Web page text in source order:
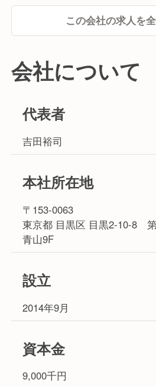
この会社の求人を
会社について
代表者
吉田裕司
本社所在地
〒153-0063
東京都 目黒区 目黒2-10-8
青山9F
設立
2014年9月
資本金
9,000千円